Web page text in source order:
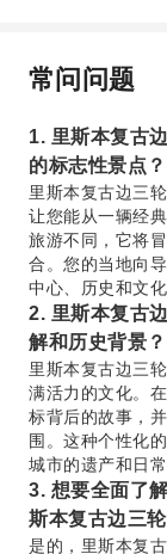
常问问题
1. 里斯本复古
的标志性景点？
里斯本复古边三
让您能从一辆经
旅游不同，它将
合。您的当地向
中心、历史和文
2. 里斯本复古
解和历史背景？
里斯本复古边三
满活力的文化。
标背后的故事，
围。这种个性化
城市的遗产和日
3. 想要全面了
斯本复古边三
是的，里斯本复